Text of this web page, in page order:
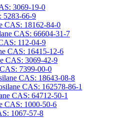
3069-19-0
5283-66-9
CAS: 18162-84-0
CAS: 66604-31-7
112-04-9
CAS: 16415-12-6
CAS: 3069-42-9
7399-00-0
CAS: 18643-08-8
CAS: 162578-86-1
CAS: 64712-50-1
CAS: 1000-50-6
1067-57-8